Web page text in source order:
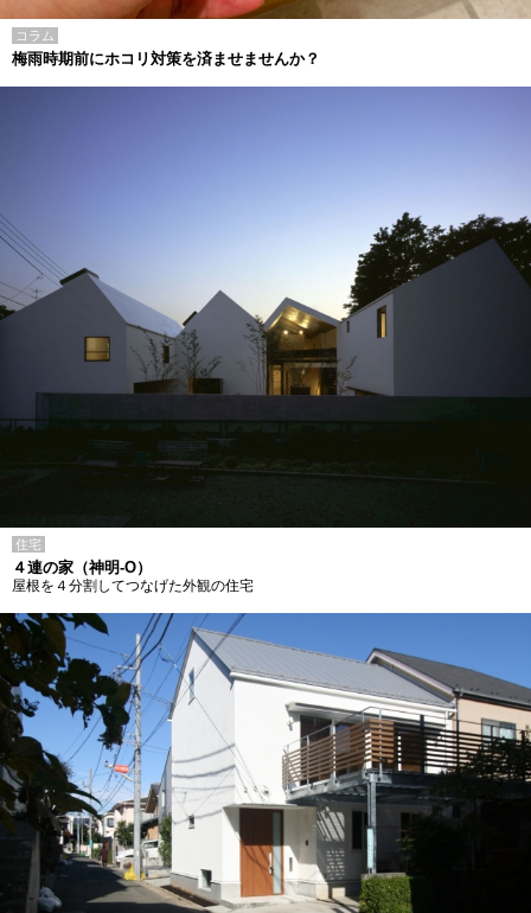
コラム
梅雨時期前にホコリ対策を済ませませんか？
住宅
４連の家（神明-O）
屋根を４分割してつなげた外観の住宅